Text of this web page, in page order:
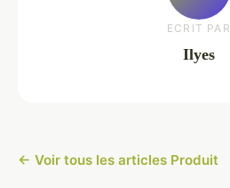
ECRIT PAR
Ilyes
← Voir tous les articles Produit